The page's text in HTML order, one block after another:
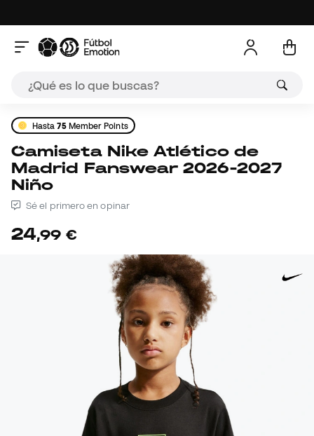
Hasta75Member Points
Camiseta Nike Atlético de
Madrid Fanswear 2026-2027
Niño
Sé el primero en opinar
24,99 €